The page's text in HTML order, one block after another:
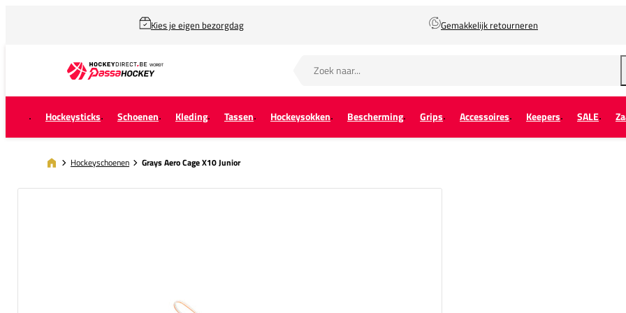
Kies je eigen bezorgdag Gemakkelijk retourneren
Hockeysticks Schoenen Kleding Tassen Hockeysokken Bescherming Grips Accessoires Keepers SALE
Hockeyschoenen Grays Aero Cage X10 Junior